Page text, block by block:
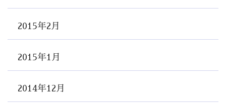
2015年2月
2015年1月
2014年12月